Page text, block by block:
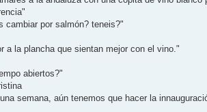
cambiar por salmón? teneis?"
a la plancha que sientan mejor con el vino."
abiertos?"
semana, aún tenemos que hacer la